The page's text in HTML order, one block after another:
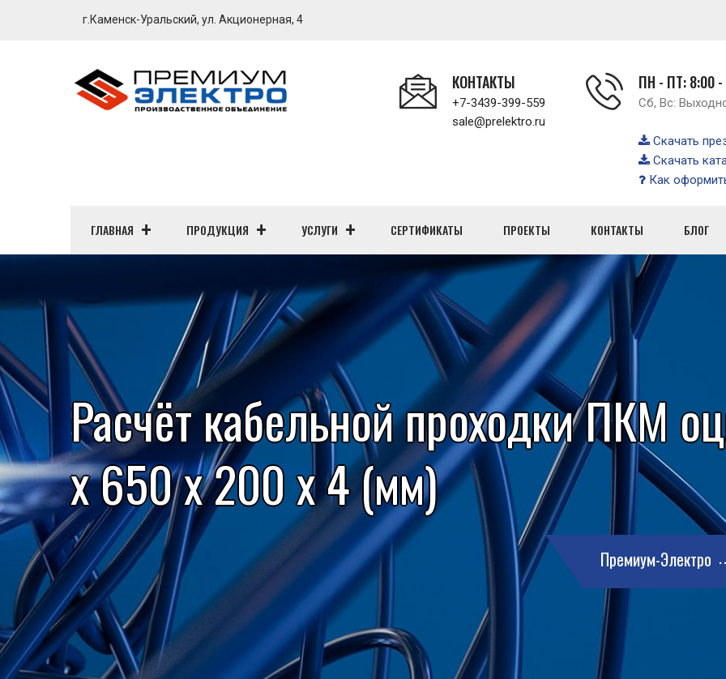
г.Каменск-Уральский, ул. Акционерная, 4
КОНТАКТЫ
+7-3439-399-559
sale@prelektro.ru
ПН - ПТ: 8:00 -
Сб, Вс:
Скачать
Скачать
Как
ГЛАВНАЯ ПРОДУКЦИЯ УСЛУГИ СЕРТИФИКАТЫ ПРОЕКТЫ КОНТАКТЫ БЛОГ
Расчёт кабельной проходки ПКМ
x 650 x 200 x 4 (мм)
Премиум-Электро